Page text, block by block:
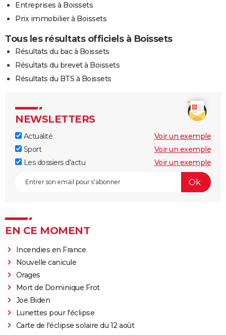
Entreprises à Boissets
Prix immobilier à Boissets
Tous les résultats officiels à Boissets
Résultats du bac à Boissets
Résultats du brevet à Boissets
Résultats du BTS à Boissets
NEWSLETTERS
Actualité
Voir un exemple
Sport
Voir un exemple
Les dossiers d'actu
Voir un exemple
EN CE MOMENT
Incendies en France
Nouvelle canicule
Orages
Mort de Dominique Frot
Joe Biden
Lunettes pour l'éclipse
Carte de l'éclipse solaire du 12 août